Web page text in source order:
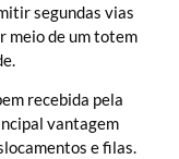
segundas vias
meio de um totem
recebida pela
vantagem
e filas.